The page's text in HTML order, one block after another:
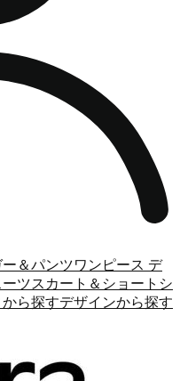
＆パンツワンピース デ
ツスカート＆ショート シ
ら探すデザインから探す